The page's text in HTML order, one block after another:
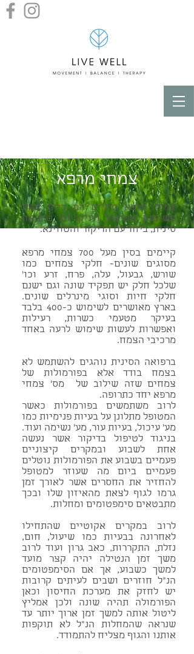
צמחי מרפא
צמחי מרפא סיניים הם כיום אחת
משיטות הטיפול העיקריות ברפואה
סינית, ביחד עם הדיקור והטווינא.
קיימים בסין מעל 700 צמחי מרפא
מסוגים שונים- חלקי צמחים כמו
שורש, גבעול, עלה, פרח, זרע וכו'
שלכל חלק יש תפקיד שונה וגם ישנם
חלקי חיות וסוגי מינרלים שונים.
בארץ מאושרים לשימוש כ-400 בלבד
בעיקר מטעמי כשרות, רעילות
ואפשרות לעשות שימוש לרעה באחד
מרכיבי הצמח.
ברפואה הסינית נוהגים להשתמש לא
בצמח בודד אלא בפורמולות של
צמחים שזה שילוב של מס' צמחי
מרפא יחד כתרופה.
לרוב משתמשים בפורמולות כאשר
המטופל מתלונן על בעיות פנימיות כמו
מע' עיכול, בעיות עור, מע' נשימה ועוד.
בניגוד לטיפול בדיקור אשר נעשה
אחת לשבוע ובמקרים קיצוניים
פעמיים בשבוע את הפורמולות נוטלים
פעמיים ביום מה שעוזר למטופל
להחזיר את החסרים אשר לאורך זמן
גרמו לגוף לצאת מהאיזון שלו ובכך
מתבטאים סימפטומים ומחלות.
לרוב במקרים אקוטיים שהתחילו
לאחרונה בבעיות כמו שיעול, חום,
נזלת, התקררות, כאב גרון ועוד לרוב
משך זמן הנטילה יהיה קצר מועד
למשך כשבוע, אך אם הסימפטומים
הנ"ל חוזרים ושבים לעיתים קרובות
יש לחזק את מערכת החיסון וכאן
הפורמולה תהיה שונה ולכן אמליץ
ליטול אותה למשך זמן ארוך יותר עד
שנראה שהמחלות הנ"ל לא תוקפות
אותנו והגוף מצליח להתמודד.